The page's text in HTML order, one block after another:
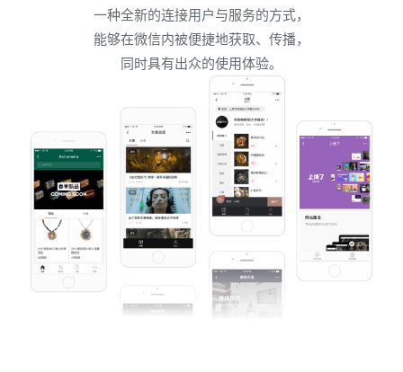
一种全新的连接用户与服务的方式，
能够在微信内被便捷地获取、传播，
同时具有出众的使用体验。